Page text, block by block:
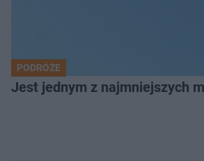
PODRÓŻE
Jest jednym z najmniejszych